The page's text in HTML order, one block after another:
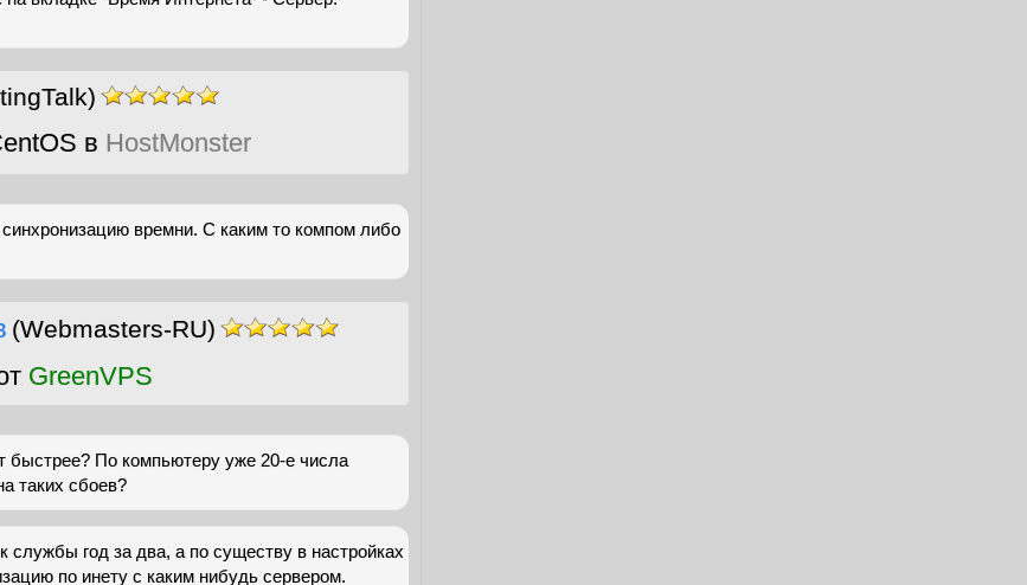
в HostMonster
времни. С каким то компом либо
(Webmasters-RU)
GreenVPS
быстрее? По компьютеру уже 20-е числа
таких сбоев?
службы год за два, а по существу в настройках
по инету с каким нибудь сервером.